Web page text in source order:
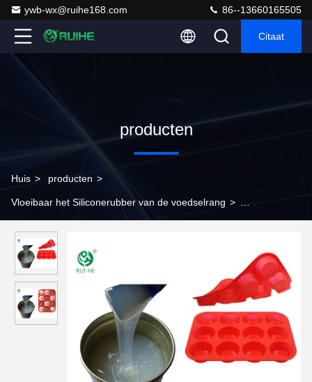
ywb-wx@ruihe168.com 86--13660165505
Citaat
producten
Huis > producten >
Vloeibaar het Siliconerubber van de voedselrang >
de Rubberodm/OEM Dienst